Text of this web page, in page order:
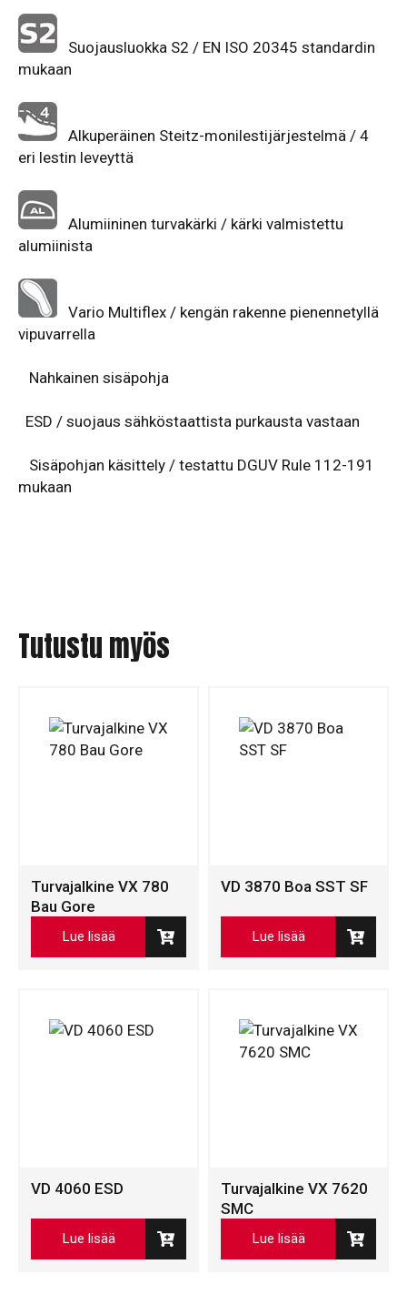
Suojausluokka S2 / EN ISO 20345 standardin
mukaan
Alkuperäinen Steitz-monilestijärjestelmä / 4
eri lestin leveyttä
Alumiininen turvakärki / kärki valmistettu
alumiinista
Vario Multiflex / kengän rakenne pienennetyllä
vipuvarrella
Nahkainen sisäpohja
ESD / suojaus sähköstaattista purkausta vastaan
Sisäpohjan käsittely / testattu DGUV Rule 112-191
mukaan
Tutustu myös
Turvajalkine VX 780
Bau Gore
Lue lisää
VD 3870 Boa SST SF
Lue lisää
VD 4060 ESD
Lue lisää
Turvajalkine VX 7620
SMC
Lue lisää